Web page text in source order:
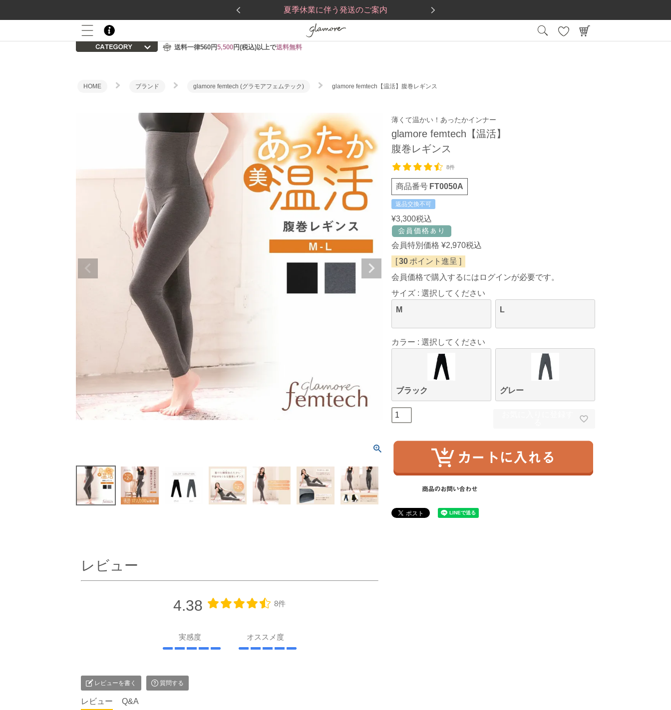
夏季休業に伴う発送のご案内
送料一律560円5,500円(税込)以上で送料無料
HOME ブランド glamore femtech (グラモアフェムテック) glamore femtech【温活】腹巻レギンス
レビュー
4.38 8件
実感度 オススメ度
レビューを書く 質問する
レビュー Q&A
薄くて温かい！あったかインナー
glamore femtech【温活】
腹巻レギンス
8件
商品番号 FT0050A
返品交換不可
¥3,300税込
会員特別価格 ¥2,970税込
[30 ポイント進呈 ]
会員価格で購入するにはログインが必要です。
サイズ
選択してください
M
L
カラー 選択してください
ブラック グレー